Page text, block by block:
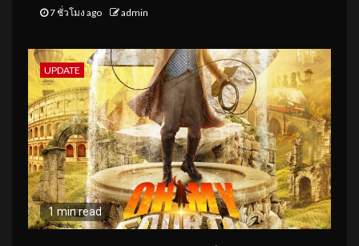
7 ชั่วโมง ago admin
UPDATE
1 min read